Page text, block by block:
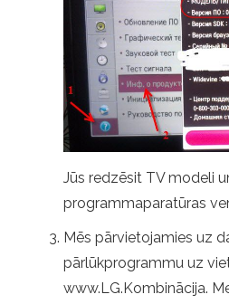
Jūs redzēsit TV modeli
programmaparatūras
Mēs pārvietojamies uz
pārlūkprogrammu uz
www.LG.Kombinācija.